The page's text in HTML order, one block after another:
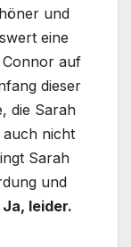
und
eine
Connor auf
dieser
die Sarah
auch nicht
Sarah
und
Ja, leider.